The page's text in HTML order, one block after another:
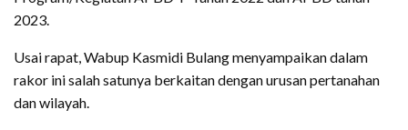
2023.
Usai rapat, Wabup Kasmidi Bulang menyampaikan dalam
rakor ini salah satunya berkaitan dengan urusan pertanahan
dan wilayah.